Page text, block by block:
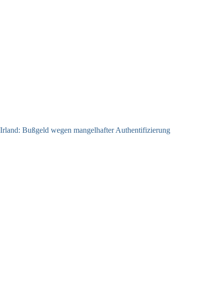
Irland: Bußgeld wegen mangelhafter Authentifizierung